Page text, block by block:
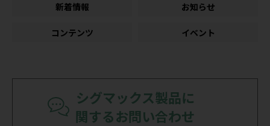
新着情報 お知らせ
コンテンツ イベント
シグマックス製品に
関するお問い合わせ